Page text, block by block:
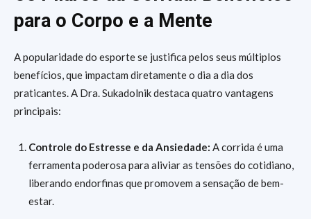
para o Corpo e a Mente
A popularidade do esporte se justifica pelos seus múltiplos
benefícios, que impactam diretamente o dia a dia dos
praticantes. A Dra. Sukadolnik destaca quatro vantagens
principais:
Controle do Estresse e da Ansiedade: A corrida é uma
ferramenta poderosa para aliviar as tensões do cotidiano,
liberando endorfinas que promovem a sensação de bem-
estar.